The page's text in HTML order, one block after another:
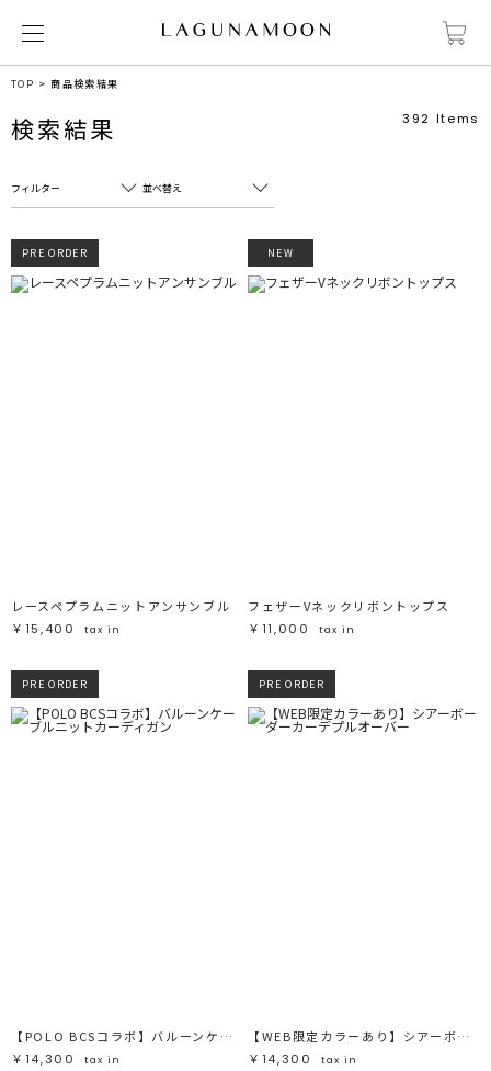
TOP 商品検索結果
検索結果 392 Items
フィルター
フリーワード
レッド レッド
ピンク ピンク
ミックス ミックス
この条件で絞り込む
並べ替え
売れ筋順
新着順
PRE ORDER
レースペプラムニットアンサンブル
￥15,400
tax in
NEW
フェザーVネックリボントップス
￥11,000
tax in
PRE ORDER
【POLO BCSコラボ】バルーンケーブルニットカーディガン
￥14,300
tax in
PRE ORDER
【WEB限定カラーあり】シアーボーダーカーデプルオーバー
￥14,300
tax in